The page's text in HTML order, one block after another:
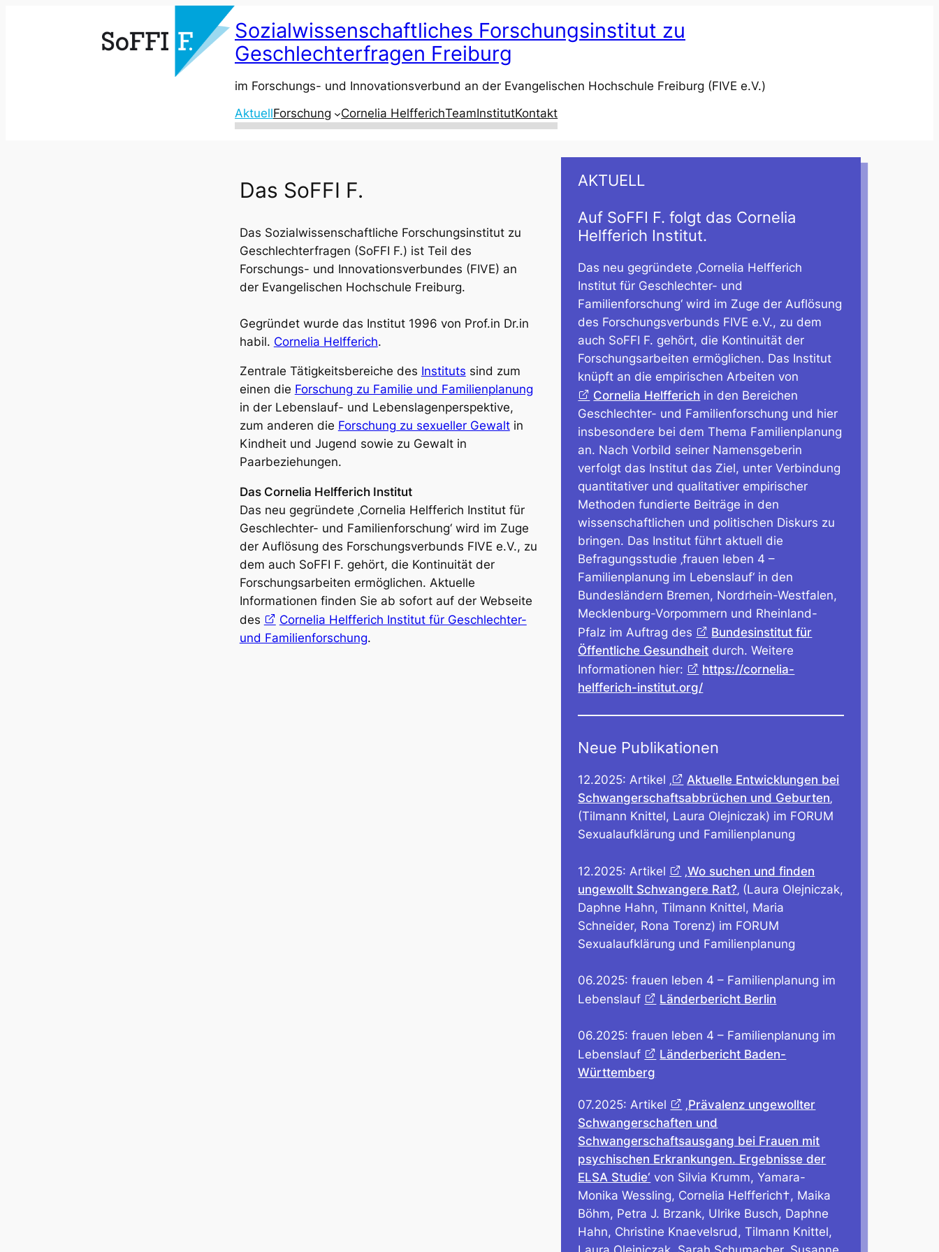
Sozialwissenschaftliches Forschungsinstitut zu
Geschlechterfragen Freiburg
im Forschungs- und Innovationsverbund an der Evangelischen Hochschule Freiburg (FIVE e.V.)
AktuellForschung Cornelia HelfferichTeamInstitutKontakt
Das SoFFI F.
Das Sozialwissenschaftliche Forschungsinstitut zu
Geschlechterfragen (SoFFI F.) ist Teil des
Forschungs- und Innovationsverbundes (FIVE) an
der Evangelischen Hochschule Freiburg.
Gegründet wurde das Institut 1996 von Prof.in Dr.in
habil. Cornelia Helfferich.
Zentrale Tätigkeitsbereiche des Instituts sind zum
einen die Forschung zu Familie und Familienplanung
in der Lebenslauf- und Lebenslagenperspektive,
zum anderen die Forschung zu sexueller Gewaltin
Kindheit und Jugend sowie zu Gewalt in
Paarbeziehungen.
Das Cornelia Helfferich Institut
Das neu gegründete ‚Cornelia Helfferich Institut für
Geschlechter- und Familienforschung‘ wird im Zuge
der Auflösung des Forschungsverbunds FIVE e.V., zu
dem auch SoFFI F. gehört, die Kontinuität der
Forschungsarbeiten ermöglichen. Aktuelle
Informationen finden Sie ab sofort auf der Webseite
des
Cornelia Helfferich Institut für Geschlechter-
und Familienforschung.
AKTUELL
Auf SoFFI F. folgt das Cornelia
Helfferich Institut.
Das neu gegründete ‚Cornelia Helfferich
Institut für Geschlechter- und
Familienforschung‘ wird im Zuge der Auflösung
des Forschungsverbunds FIVE e.V., zu dem
auch SoFFI F. gehört, die Kontinuität der
Forschungsarbeiten ermöglichen. Das Institut
knüpft an die empirischen Arbeiten von
Cornelia Helfferich in den Bereichen
Geschlechter- und Familienforschung und hier
insbesondere bei dem Thema Familienplanung
an. Nach Vorbild seiner Namensgeberin
verfolgt das Institut das Ziel, unter Verbindung
quantitativer und qualitativer empirischer
Methoden fundierte Beiträge in den
wissenschaftlichen und politischen Diskurs zu
bringen. Das Institut führt aktuell die
Befragungsstudie ‚frauen leben 4 –
Familienplanung im Lebenslauf‘ in den
Bundesländern Bremen, Nordrhein-Westfalen,
Mecklenburg-Vorpommern und Rheinland-
Pfalz im Auftrag des
Bundesinstitut für
Öffentliche Gesundheit durch. Weitere
Informationen hier:
https://cornelia-
helfferich-institut.org/
Neue Publikationen
12.2025: Artikel ‚
Aktuelle Entwicklungen bei
Schwangerschaftsabbrüchen und Geburten‚
(Tilmann Knittel, Laura Olejniczak) im FORUM
Sexualaufklärung und Familienplanung
12.2025: Artikel
‚Wo suchen und finden
ungewollt Schwangere Rat?‚ (Laura Olejniczak,
Daphne Hahn, Tilmann Knittel, Maria
Schneider, Rona Torenz) im FORUM
Sexualaufklärung und Familienplanung
06.2025: frauen leben 4 – Familienplanung im
Lebenslauf
Länderbericht Berlin
06.2025: frauen leben 4 – Familienplanung im
Lebenslauf
Länderbericht Baden-
Württemberg
07.2025: Artikel
‚Prävalenz ungewollter
Schwangerschaften und
Schwangerschaftsausgang bei Frauen mit
psychischen Erkrankungen. Ergebnisse der
ELSA Studie‘ von Silvia Krumm, Yamara-
Monika Wessling, Cornelia Helfferich†, Maika
Böhm, Petra J. Brzank, Ulrike Busch, Daphne
Hahn, Christine Knaevelsrud, Tilmann Knittel,